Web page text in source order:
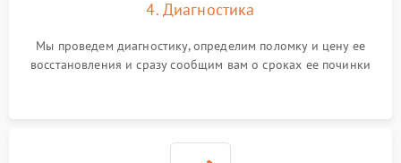
4. Диагностика
Мы проведем диагностику, определим поломку и цену ее
восстановления и сразу сообщим вам о сроках ее починки